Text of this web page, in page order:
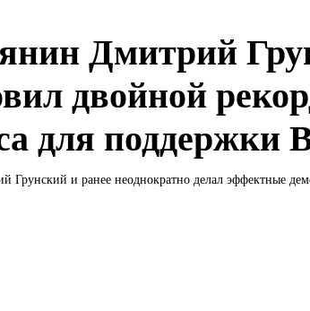
Дмитрий
двойной
для поддержки
Грунский и ранее неоднократно делал эффектные